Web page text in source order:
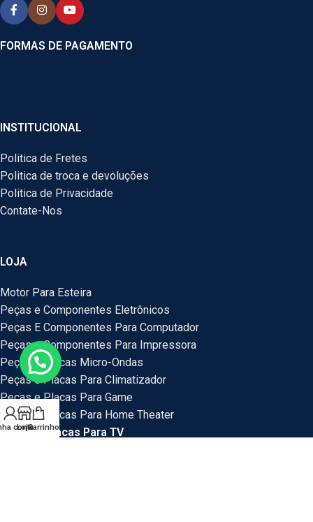
FORMAS DE PAGAMENTO
INSTITUCIONAL
Politica de Fretes
Politica de troca e devoluções
Politica de Privacidade
Contate-Nos
LOJA
Motor Para Esteira
Peças e Componentes Eletrônicos
Peças E Componentes Para Computador
Peças e Componentes Para Impressora
Peças e Placas Micro-Ondas
Peças e Placas Para Climatizador
Peças e Placas Para Game
Peças e Placas Para Home Theater
Peças e Placas Para TV
conta
LojaCarrinho